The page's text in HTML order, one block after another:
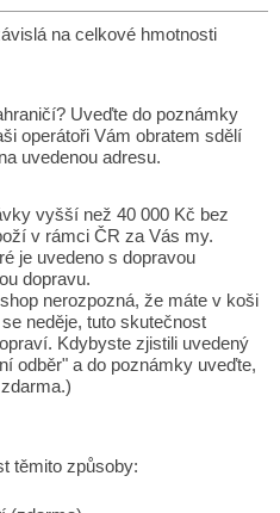
na celkové hmotnosti
Uveďte do poznámky
operátoři Vám obratem sdělí
uvedenou adresu.
vyšší než 40 000 Kč bez
v rámci ČR za Vás my.
je uvedeno s dopravou
dopravu.
nerozpozná, že máte v koši
neděje, tuto skutečnost
Kdybyste zjistili uvedený
odběr" a do poznámky uveďte,
těmito způsoby: